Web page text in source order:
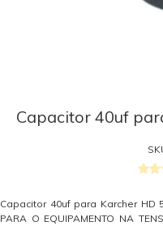
Capacitor 40uf
Capacitor 40uf para Karcher HD
PARA O EQUIPAMENTO NA